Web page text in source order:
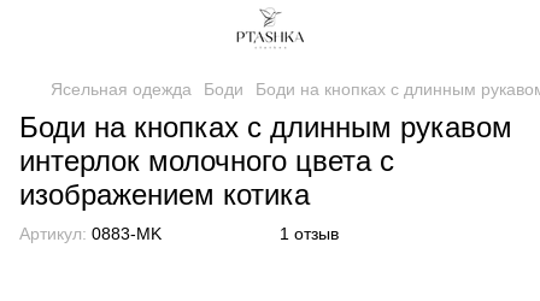
Ясельная одежда Боди Боди на кнопках с длинным
Боди на кнопках с длинным рукавом
интерлок молочного цвета с
изображением котика
Артикул: 0883-MK 1 отзыв